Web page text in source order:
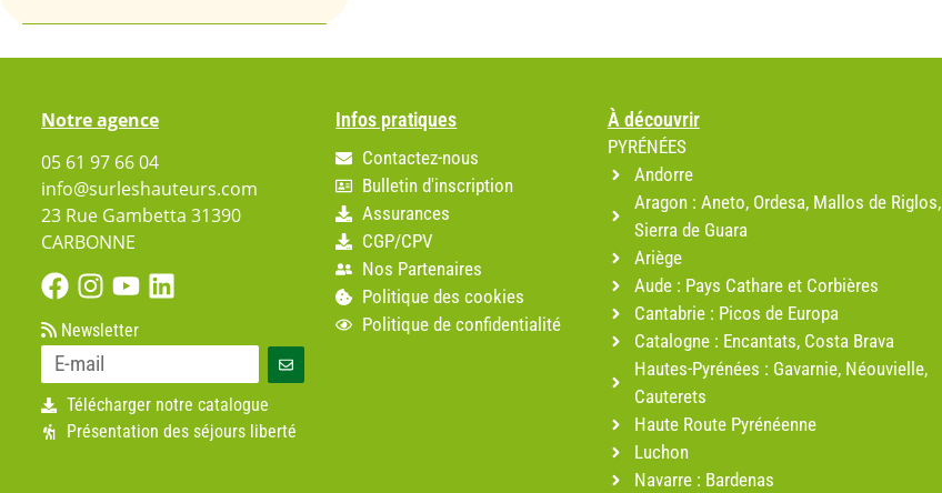
Notre agence
05 61 97 66 04
info@surleshauteurs.com
23 Rue Gambetta 31390
CARBONNE
Newsletter
Télécharger notre catalogue
Présentation des séjours liberté
Infos pratiques
Contactez-nous
Bulletin d'inscription
Assurances
CGP/CPV
Nos Partenaires
Politique des cookies
Politique de confidentialité
À découvrir
PYRÉNÉES
Andorre
Aragon : Aneto, Ordesa, Mallos de Riglos,
Sierra de Guara
Ariège
Aude : Pays Cathare et Corbières
Cantabrie : Picos de Europa
Catalogne : Encantats, Costa Brava
Hautes-Pyrénées : Gavarnie, Néouvielle,
Cauterets
Haute Route Pyrénéenne
Luchon
Navarre : Bardenas